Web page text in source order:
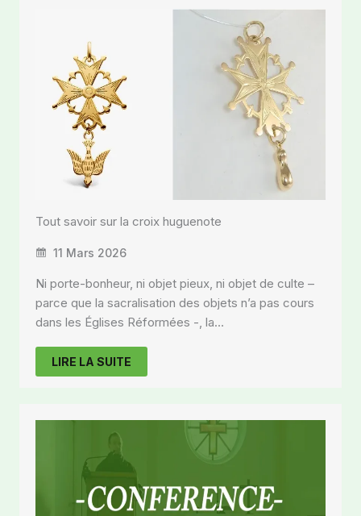
Tout savoir sur la croix huguenote
11 Mars 2026
Ni porte-bonheur, ni objet pieux, ni objet de culte –
parce que la sacralisation des objets n’a pas cours
dans les Églises Réformées -, la…
LIRE LA SUITE